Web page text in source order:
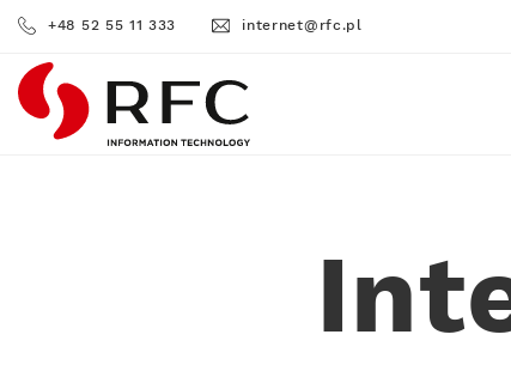
+48 52 55 11 333 internet@rfc.pl
RFC